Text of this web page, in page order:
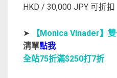
HKD / 30,000 JPY 可折扣
➤ 【Monica Vinader】
清單點我
全站75折滿$250打7折